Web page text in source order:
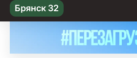
Skip
to content
Брянск 32